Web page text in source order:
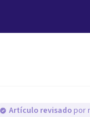
Artículo revisado por